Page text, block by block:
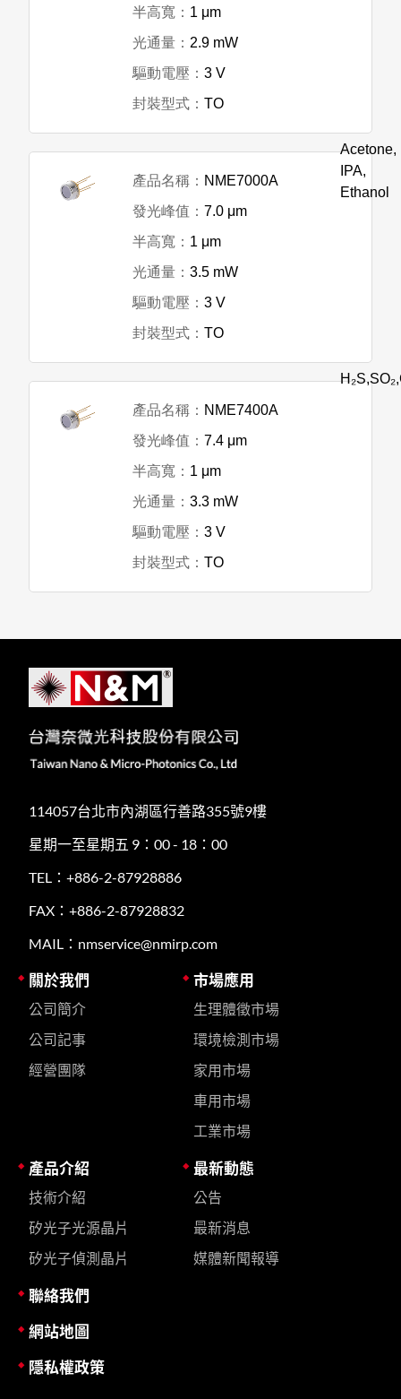
1 μm
2.9 mW
3 V
TO
NME7000A
7.0 μm
1 μm
3.5 mW
3 V
TO
Acetone,
IPA,
Ethanol
NME7400A
7.4 μm
1 μm
3.3 mW
3 V
TO
114057台北市內湖區行善路355號9樓
星期一至星期五 9：00 - 18：00
TEL：+886-2-87928886
FAX：+886-2-87928832
MAIL：nmservice@nmirp.com
關於我們
公司簡介
公司記事
經營團隊
市場應用
生理體徵市場
環境檢測市場
家用市場
車用市場
工業市場
產品介紹
技術介紹
矽光子光源晶片
矽光子偵測晶片
最新動態
公告
最新消息
媒體新聞報導
聯絡我們
網站地圖
隱私權政策